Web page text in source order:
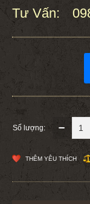
Tư Vấn:
Số lượng:
THÊM YÊU THÍCH